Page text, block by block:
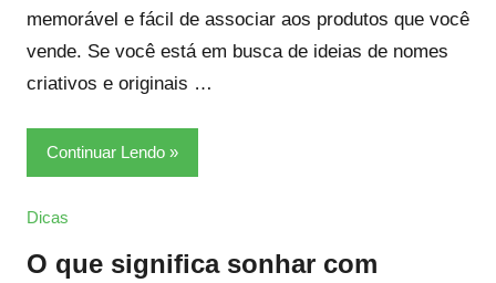
memorável e fácil de associar aos produtos que você
vende. Se você está em busca de ideias de nomes
criativos e originais …
Continuar Lendo
Dicas
O que significa sonhar com